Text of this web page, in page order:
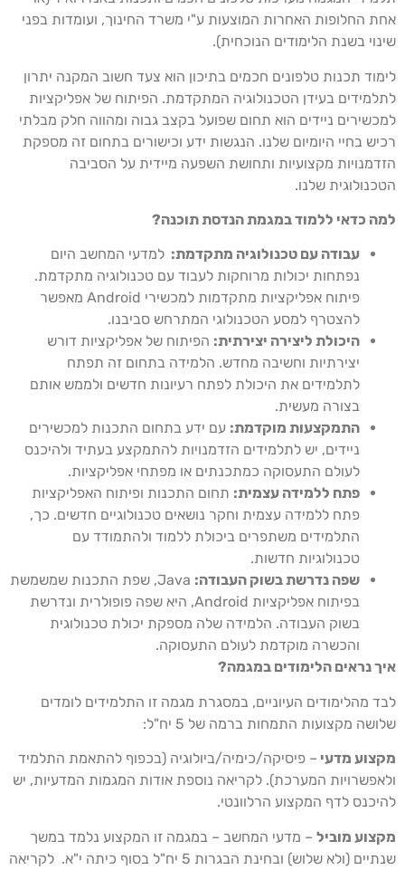
החלופות האחרות המוצעות ע"י משרד החינוך, ועומדות בפני
בשנת הלימודים הנוכחית).
תכנות טלפונים חכמים בתיכון הוא צעד חשוב המקנה יתרון
בעידן הטכנולוגיה המתקדמת. הפיתוח של אפליקציות
ניידים הוא תחום שפועל בקצב גבוה ומהווה חלק מבלתי
בחיי היומיום שלנו. הנגשות ידע וכישורים בתחום זה מספקת
מקצועיות ותחושת השפעה מיידית על הסביבה
שלנו.
כדאי ללמוד במגמת הנדסת תוכנה?
עבודה עם טכנולוגיה מתקדמת:למדעי המחשב היום
נפתחות יכולות מרוחקות לעבוד עם טכנולוגיה מתקדמת.
פיתוח אפליקציות מתקדמות למכשירי Android מאפשר
להצטרף למסע הטכנולוגי המתרחש סביבנו.
היכולת ליצירה יצירתית:הפיתוח של אפליקציות דורש
יצירתיות וחשיבה מחדש. הלמידה בתחום זה תפתח
לתלמידים את היכולת לפתח רעיונות חדשים ולממש אותם
בצורה מעשית.
התמקצעות מוקדמת:עם ידע בתחום התכנות למכשירים
ניידים, יש לתלמידים הזדמנויות להתמקצע בעתיד ולהיכנס
לעולם התעסוקה כמתכנתים או מפתחי אפליקציות.
פתח ללמידה עצמית:תחום התכנות ופיתוח האפליקציות
פתח ללמידה עצמית וחקר נושאים טכנולוגיים חדשים. כך,
התלמידים משתפרים ביכולת ללמוד ולהתמודד עם
טכנולוגיות חדשות.
שפה נדרשת בשוק העבודה:
Java, שפת התכנות שמשמשת
בפיתוח אפליקציות Android, היא שפה פופולרית ונדרשת
בשוק העבודה. הלמידה שלה מספקת יכולת טכנולוגית
והכשרה מוקדמת לעולם התעסוקה.
נראים הלימודים במגמה?
מהלימודים העיוניים, במסגרת מגמה זו התלמידים לומדים
מקצועות התמחות ברמה של 5 יח"ל:
מדעי– פיסיקה/כימיה/ביולוגיה (בכפוף להתאמת התלמיד
המערכת). לקריאה נוספת אודות המגמות המדעיות, יש
לדף המקצוע הרלוונטי.
מוביל– מדעי המחשב – במגמה זו המקצוע נלמד במשך
שנתיים (ולא שלוש) ובחינת הבגרות 5 יח"ל בסוף כיתה י"א. לקריאה